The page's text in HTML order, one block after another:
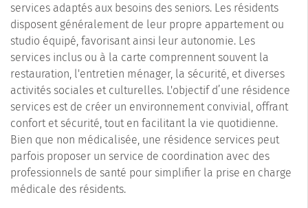
services adaptés aux besoins des seniors. Les résidents
disposent généralement de leur propre appartement ou
studio équipé, favorisant ainsi leur autonomie. Les
services inclus ou à la carte comprennent souvent la
restauration, l'entretien ménager, la sécurité, et diverses
activités sociales et culturelles. L'objectif d’une résidence
services est de créer un environnement convivial, offrant
confort et sécurité, tout en facilitant la vie quotidienne.
Bien que non médicalisée, une résidence services peut
parfois proposer un service de coordination avec des
professionnels de santé pour simplifier la prise en charge
médicale des résidents.